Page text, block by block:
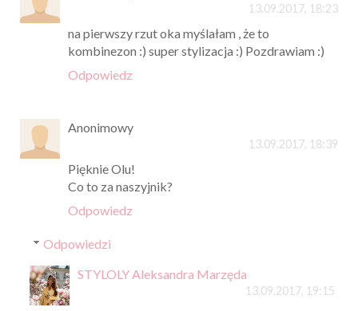
13.09.2017, 18:23
na pierwszy rzut oka myślałam , że to
kombinezon :) super stylizacja :) Pozdrawiam :)
Odpowiedz
Anonimowy
13.09.2017, 18:39
Pięknie Olu!
Co to za naszyjnik?
Odpowiedz
Odpowiedzi
STYLOLY Aleksandra Marzęda
13.09.2017, 19:15